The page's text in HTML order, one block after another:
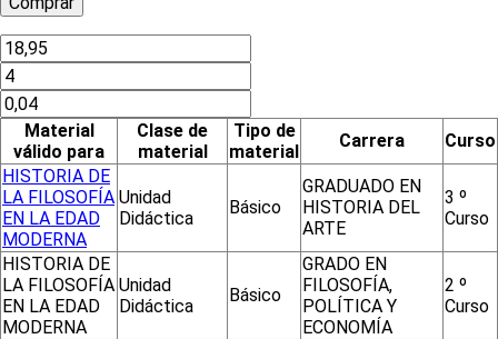
Material
válido para
Clase de
material
Tipo de
material
Carrera
Curso
HISTORIA DE
LA FILOSOFÍA
EN LA EDAD
MODERNA
Unidad
Didáctica
Básico
GRADUADO EN
HISTORIA DEL
ARTE
3 º
Curso
HISTORIA DE
LA FILOSOFÍA
EN LA EDAD
MODERNA
Unidad
Didáctica
Básico
GRADO EN
FILOSOFÍA,
POLÍTICA Y
ECONOMÍA
2 º
Curso